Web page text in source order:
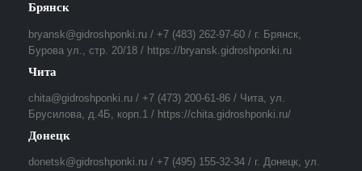
Брянск
bryansk@gidroshponki.ru / +7 (483) 262-97-60 / г. Брянск,
Бурова ул., стр. 20/18 / https://bryansk.gidroshponki.ru
Чита
chita@gidroshponki.ru / +7 (473) 200-61-86 / Чита, ул.
Брусилова, д.4Б, корп.1 / https://chita.gidroshponki.ru/
Донецк
donetsk@gidroshponki.ru / +7 (495) 155-32-34 / г. Донецк, ул.